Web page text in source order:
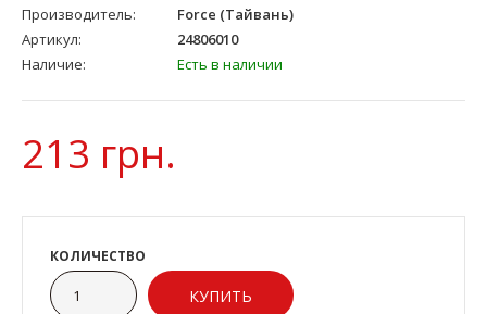
Производитель:
Force (Тайвань)
Артикул:
24806010
Наличие:
Есть в наличии
213 грн.
КОЛИЧЕСТВО